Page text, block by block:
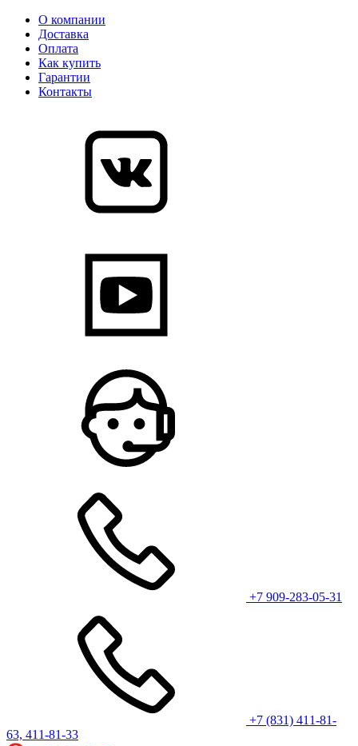
О компании
Доставка
Оплата
Как купить
Гарантии
Контакты
+7 909-283-05-31
+7 (831) 411-81-
63, 411-81-33